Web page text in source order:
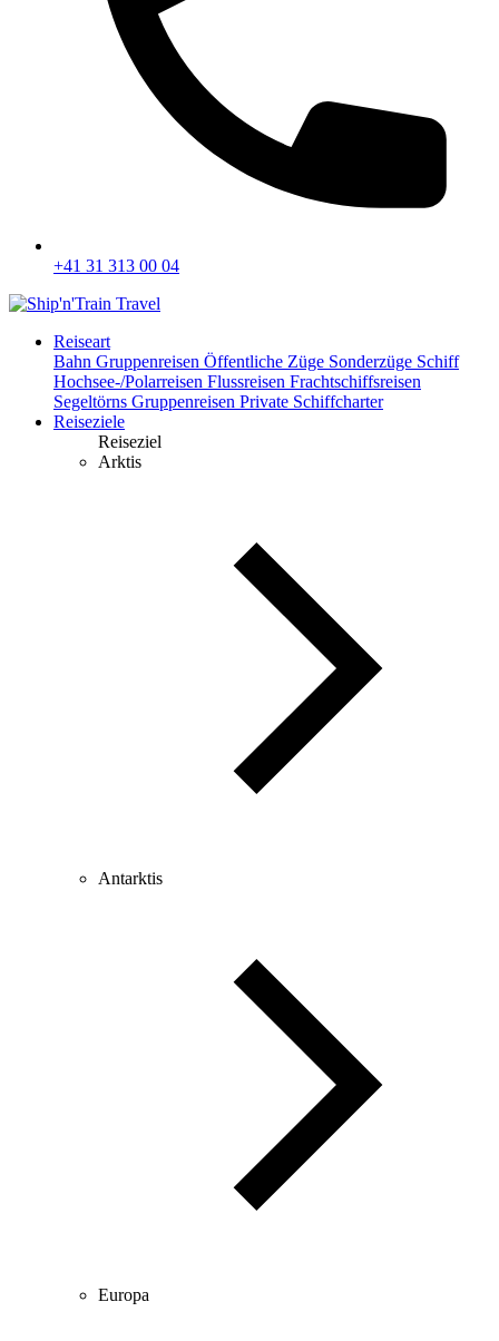
+41 31 313 00 04
Reiseart
Bahn Gruppenreisen Öffentliche Züge Sonderzüge Schiff
Hochsee-/Polarreisen Flussreisen Frachtschiffsreisen
Segeltörns Gruppenreisen Private Schiffcharter
Reiseziele
Reiseziel
Arktis
Antarktis
Europa